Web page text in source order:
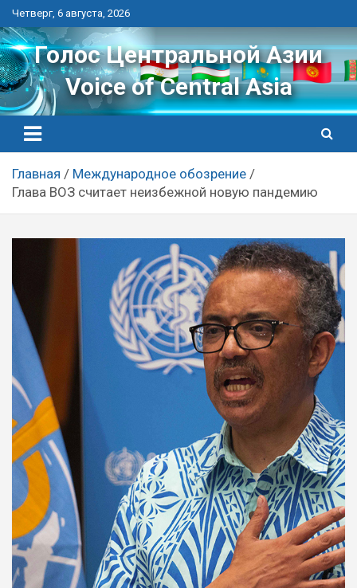
Перейти
к
контенту
Четверг, 6 августа, 2026
Голос Центральной Азии
Voice of Central Asia
Главная
Международное обозрение
Глава ВОЗ считает неизбежной новую пандемию